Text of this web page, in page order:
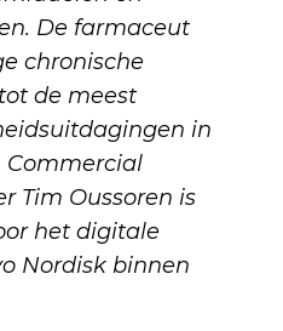
De farmaceut
chronische
de meest
in
Commercial
Tim Oussoren is
het digitale
Nordisk binnen